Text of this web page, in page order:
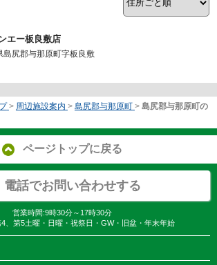
エー板良敷店
島尻郡与那原町字板良敷
> 周辺施設案内 > 島尻郡与那原町 > 島尻郡与那原町の
ページトップに戻る
電話でお問い合わせする
営業時間:9時30分～17時30分
、第5土曜・日曜・祝祭日・GW・旧盆・年末年始